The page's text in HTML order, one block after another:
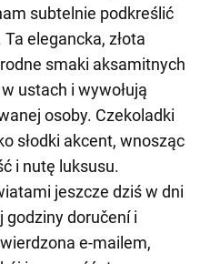
subtelnie podkreślić
elegancka, złota
smaki aksamitnych
ustach i wywołują
osoby. Czekoladki
słodki akcent, wnosząc
i nutę luksusu.
jeszcze dziś w dni
godziny doručení i
e-mailem,